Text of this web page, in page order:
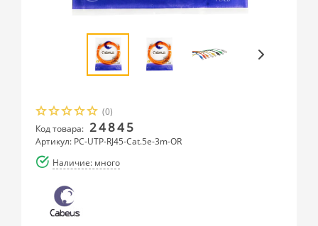
(0)
Код товара: 24845
Артикул: PC-UTP-RJ45-Cat.5e-3m-OR
Наличие: много